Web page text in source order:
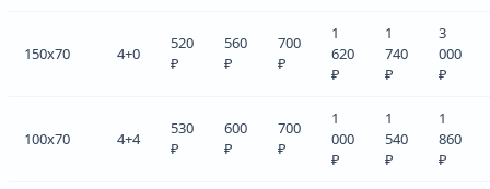
150x70 4+0
520
₽
560
₽
700
₽
1
620
₽
1
740
₽
3
000
₽
100x70 4+4
530
₽
600
₽
700
₽
1
000
₽
1
540
₽
1
860
₽